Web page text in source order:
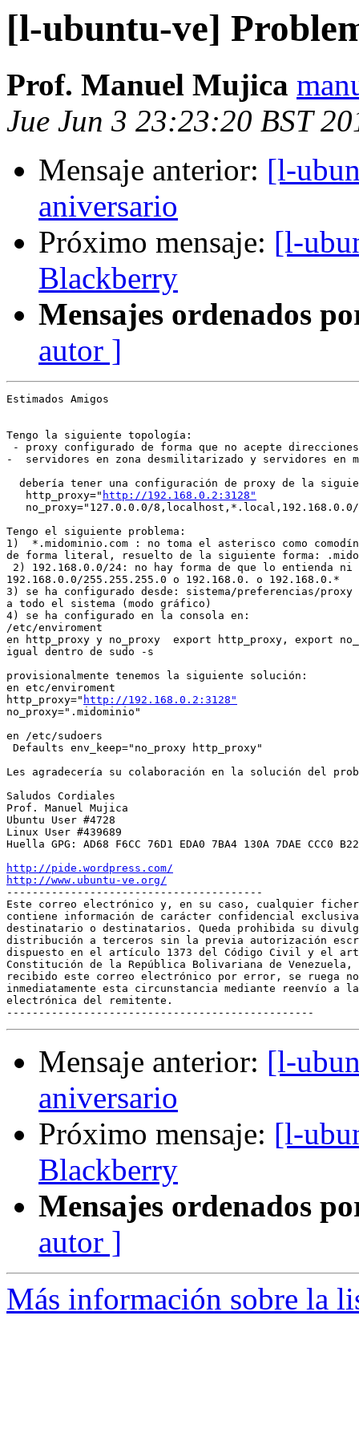
[l-ubuntu-ve]
Prof. Manuel Mujica
Jue Jun 3 23:23:20 BST
Mensaje anterior: [l-
aniversario
Próximo mensaje: [l-
Blackberry
Mensajes ordenados
autor ]
Estimados Amigos
Tengo la siguiente topología:
- proxy configurado de forma que no acepte
-  servidores en zona desmilitarizado y servidores en
debería tener una configuración de proxy de la
   http_proxy="
http://192.168.0.2:3128"
no_proxy="127.0.0.0/
Tengo el siguiente problema:
1)  *.midominio.com : no toma el asterisco como
de forma literal, resuelto de la siguiente forma:
2) 192.168.0.0/24: no hay forma de que lo entienda ni
192.168.0.0/255.255.255.0 o 192.168.0. o 192.168.0.*
3) se ha configurado desde: sistema/preferencias/
a todo el sistema (modo gráfico)
4) se ha configurado en la consola en:
/etc/enviroment
en http_proxy y no_proxy  export http_proxy, export
igual dentro de sudo -s
provisionalmente tenemos la siguiente solución:
en etc/enviroment
http_proxy=" http://192.168.0.2:3128"
no_proxy=".midominio"
en /etc/sudoers
Defaults env_keep="no_proxy http_proxy"
Les agradecería su colaboración en la solución del
Saludos Cordiales
Prof. Manuel Mujica
Ubuntu User #4728
Linux User #439689
Huella GPG: AD68 F6CC 76D1 EDA0 7BA4 130A 7DAE CCC0
http://pide.wordpress.com/
http://www.ubuntu-ve.org/
----------------------------------------
Este correo electrónico y, en su caso, cualquier
contiene información de carácter confidencial
destinatario o destinatarios. Queda prohibida su
distribución a terceros sin la previa autorización
dispuesto en el artículo 1373 del Código Civil y el
Constitución de la República Bolivariana de Venezuela,
recibido este correo electrónico por error, se ruega
inmediatamente esta circunstancia mediante reenvío a
electrónica del remitente.
Mensaje anterior: [l-
aniversario
Próximo mensaje: [l-
Blackberry
Mensajes ordenados
autor ]
Más información sobre la